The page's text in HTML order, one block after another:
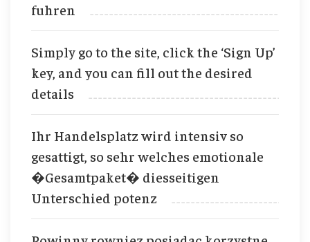
fuhren
Simply go to the site, click the ‘Sign Up’
key, and you can fill out the desired
details
Ihr Handelsplatz wird intensiv so
gesattigt, so sehr welches emotionale
�Gesamtpaket� diesseitigen
Unterschied potenz